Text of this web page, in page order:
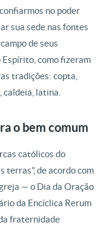
no poder
sua sede nas fontes
de seus
Espírito, como fizeram
tradições: copta,
latina.
o bem comum
católicos do
terras”, de acordo com
— o Dia da Oração
da Encíclica Rerum
fraternidade